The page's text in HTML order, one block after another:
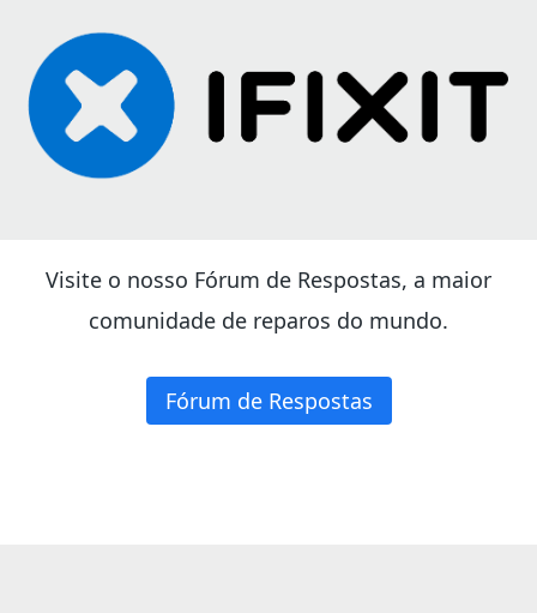
Visite o nosso Fórum de Respostas, a maior
comunidade de reparos do mundo.
Fórum de Respostas